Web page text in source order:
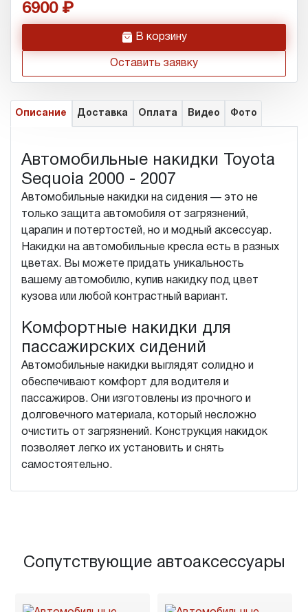
6900
h В корзину
Оставить заявку
Описание Доставка Оплата Видео Фото
Автомобильные накидки Toyota
Sequoia 2000 - 2007
Автомобильные накидки на сидения — это не
только защита автомобиля от загрязнений,
царапин и потертостей, но и модный аксессуар.
Накидки на автомобильные кресла есть в разных
цветах. Вы можете придать уникальность
вашему автомобилю, купив накидку под цвет
кузова или любой контрастный вариант.
Комфортные накидки для
пассажирских сидений
Автомобильные накидки выглядят солидно и
обеспечивают комфорт для водителя и
пассажиров. Они изготовлены из прочного и
долговечного материала, который несложно
очистить от загрязнений. Конструкция накидок
позволяет легко их установить и снять
самостоятельно.
Сопутствующие автоаксессуары